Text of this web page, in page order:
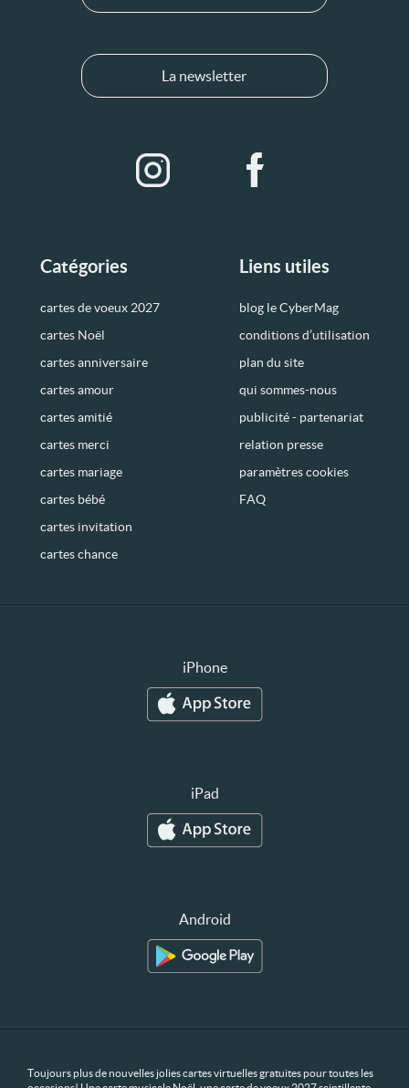
Catégories
cartes de voeux 2027
cartes Noël
cartes anniversaire
cartes amour
cartes amitié
cartes merci
cartes mariage
cartes bébé
cartes invitation
cartes chance
Liens utiles
blog le CyberMag
conditions d’utilisation
plan du site
qui sommes-nous
publicité - partenariat
relation presse
paramètres cookies
FAQ
La newsletter
iPhone
iPad
Android
Toujours plus de nouvelles jolies cartes virtuelles gratuites pour toutes les